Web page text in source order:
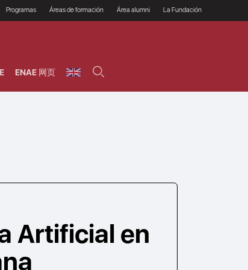
empresas
Programas
Programas Ejecutivos
Áreas de formación
Riesgos
Área alumni La Fundación
ENAE 网页
Artificial en